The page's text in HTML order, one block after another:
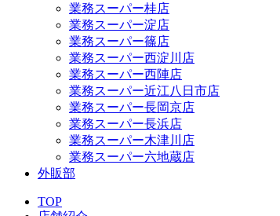
業務スーパー桂店
業務スーパー淀店
業務スーパー篠店
業務スーパー西淀川店
業務スーパー西陣店
業務スーパー近江八日市店
業務スーパー長岡京店
業務スーパー長浜店
業務スーパー木津川店
業務スーパー六地蔵店
外販部
TOP